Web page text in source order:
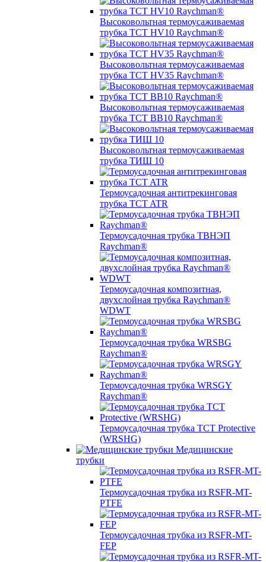
Высоковольтная термоусаживаемая
трубка TCT HV10 Raychman®
Высоковольтная термоусаживаемая
трубка TCT HV35 Raychman®
Высоковольтная термоусаживаемая
трубка TCT BB10 Raychman®
Высоковольтная термоусаживаемая
трубка ТИШ 10
Термоусадочная антитрекинговая
трубка TCT ATR
Термоусадочная трубка ТВНЭП
Raychman®
Термоусадочная композитная,
двухслойная трубка Raychman®
WDWT
Термоусадочная трубка WRSBG
Raychman®
Термоусадочная трубка WRSGY
Raychman®
Термоусадочная трубка TCT Protective
(WRSHG)
Медицинские
трубки
Термоусадочная трубка из RSFR-MT-
PTFE
Термоусадочная трубка из RSFR-MT-
FEP